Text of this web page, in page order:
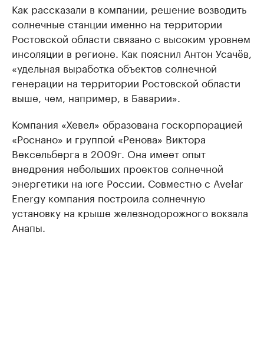
Как рассказали в компании, решение возводить
солнечные станции именно на территории
Ростовской области связано с высоким уровнем
инсоляции в регионе. Как пояснил Антон Усачёв,
«удельная выработка объектов солнечной
генерации на территории Ростовской области
выше, чем, например, в Баварии».
Компания «Хевел» образована госкорпорацией
«Роснано» и группой «Ренова» Виктора
Вексельберга в 2009г. Она имеет опыт
внедрения небольших проектов солнечной
энергетики на юге России. Совместно с Avelar
Energy компания построила солнечную
установку на крыше железнодорожного вокзала
Анапы.